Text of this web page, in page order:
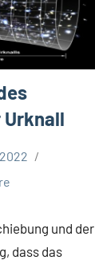
Urknall
und der
dass das